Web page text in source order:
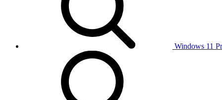
Windows 11